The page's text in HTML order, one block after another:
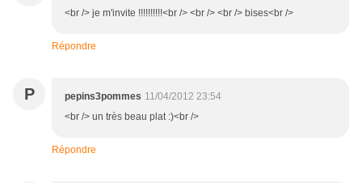
<br /> je m'invite !!!!!!!!!!<br /> <br /> <br /> bises<br />
Répondre
P pepins3pommes 11/04/2012 23:54
<br /> un très beau plat :)<br />
Répondre